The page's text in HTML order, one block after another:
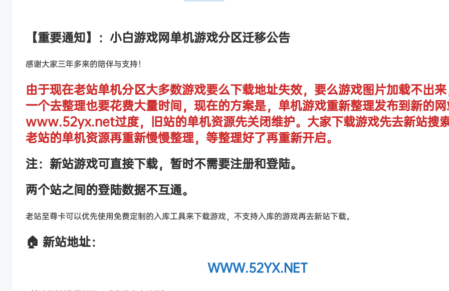
【重要通知】：小白游戏网单机游戏分区迁移公告
感谢大家三年多来的陪伴与支持！
由于现在老站单机分区大多数游戏要么下载地址失效，要么游戏图片加载不出
一个去整理也要花费大量时间，现在的方案是，单机游戏重新整理发布到新的
www.52yx.net过度，旧站的单机资源先关闭维护。大家下载游戏先去新站搜
老站的单机资源再重新慢慢整理，等整理好了再重新开启。
注：新站游戏可直接下载，暂时不需要注册和登陆。
两个站之间的登陆数据不互通。
老站至尊卡可以优先使用免费定制的入库工具来下载游戏，不支持入库的游戏再去新站下载。
🏠 新站地址：
WWW.52YX.NET